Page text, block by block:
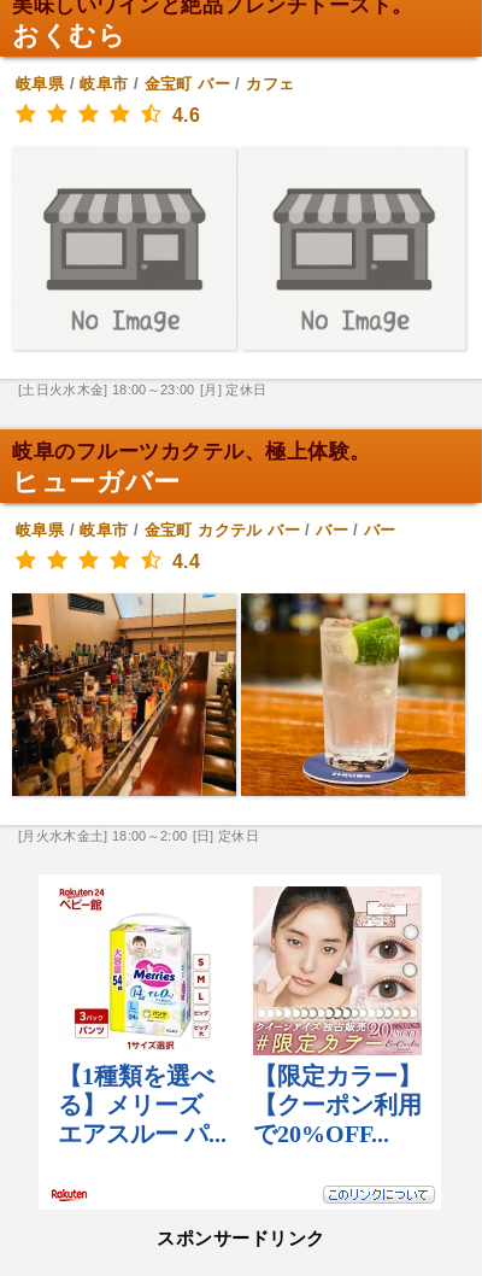
美味しいワインと絶品フレンチトースト。
おくむら
岐阜県/岐阜市 / 金宝町 バー / カフェ
4.6
[土日火水木金] 18:00～23:00 [月] 定休日
岐阜のフルーツカクテル、極上体験。
ヒューガバー
岐阜県/岐阜市 / 金宝町 カクテル バー/バー/バー
4.4
[月火水木金土] 18:00～2:00 [日] 定休日
スポンサードリンク